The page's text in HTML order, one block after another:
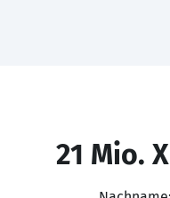
21 Mio.